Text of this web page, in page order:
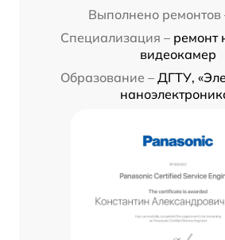
Выполнено ремонтов
Специализация – ремонт
видеокамер
Образование – ДГТУ,